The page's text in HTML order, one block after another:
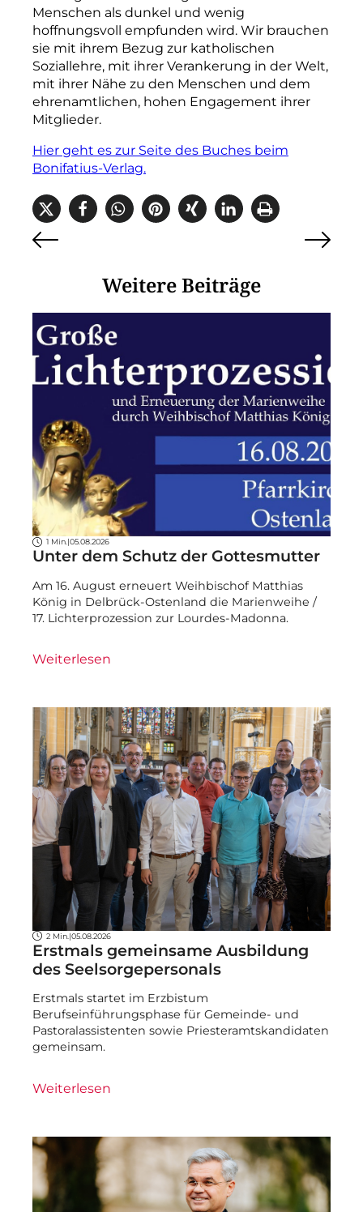
Menschen als dunkel und wenig
hoffnungsvoll empfunden wird. Wir brauchen
sie mit ihrem Bezug zur katholischen
Soziallehre, mit ihrer Verankerung in der Welt,
mit ihrer Nähe zu den Menschen und dem
ehrenamtlichen, hohen Engagement ihrer
Mitglieder.
Hier geht es zur Seite des Buches beim
Bonifatius-Verlag.
Weitere Beiträge
1 Min. |05.08.2026
Unter dem Schutz der Gottesmutter
Am 16. August erneuert Weihbischof Matthias
König in Delbrück-Ostenland die Marienweihe /
17. Lichterprozession zur Lourdes-Madonna.
Weiterlesen
2 Min. |05.08.2026
Erstmals gemeinsame Ausbildung
des Seelsorgepersonals
Erstmals startet im Erzbistum
Berufseinführungsphase für Gemeinde- und
Pastoralassistenten sowie Priesteramtskandidaten
gemeinsam.
Weiterlesen